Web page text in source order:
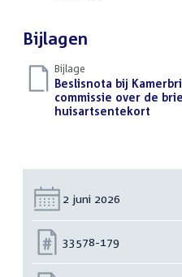
Bijlagen
Bijlage
Download
bestand:
Beslisnota bij
commissie over de
huisartsentekort
Datum:
2 juni 2026
Nummer:
33578-179